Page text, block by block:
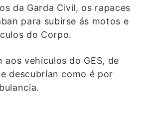
da Garda Civil, os rapaces
para subirse ás motos e
do Corpo.
aos vehículos do GES, de
descubrían como é por